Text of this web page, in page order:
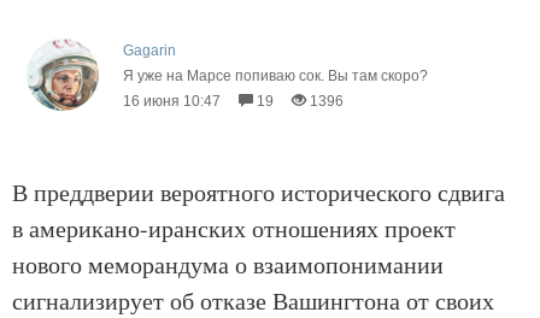
Gagarin
Я уже на Марсе попиваю сок. Вы там скоро?
16 июня 10:47
19 1396
В преддверии вероятногоисторическогосдвига
в американо-иранских отношениях проект
нового меморандума о взаимопонимании
сигнализирует об отказе Вашингтона от своих